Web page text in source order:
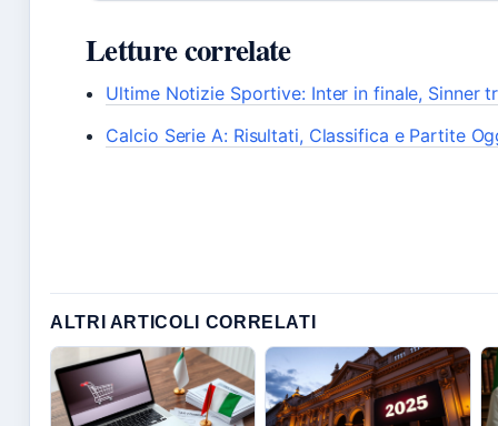
Letture correlate
Ultime Notizie Sportive: Inter in finale, Sinner
Calcio Serie A: Risultati, Classifica e Partite
ALTRI ARTICOLI CORRELATI